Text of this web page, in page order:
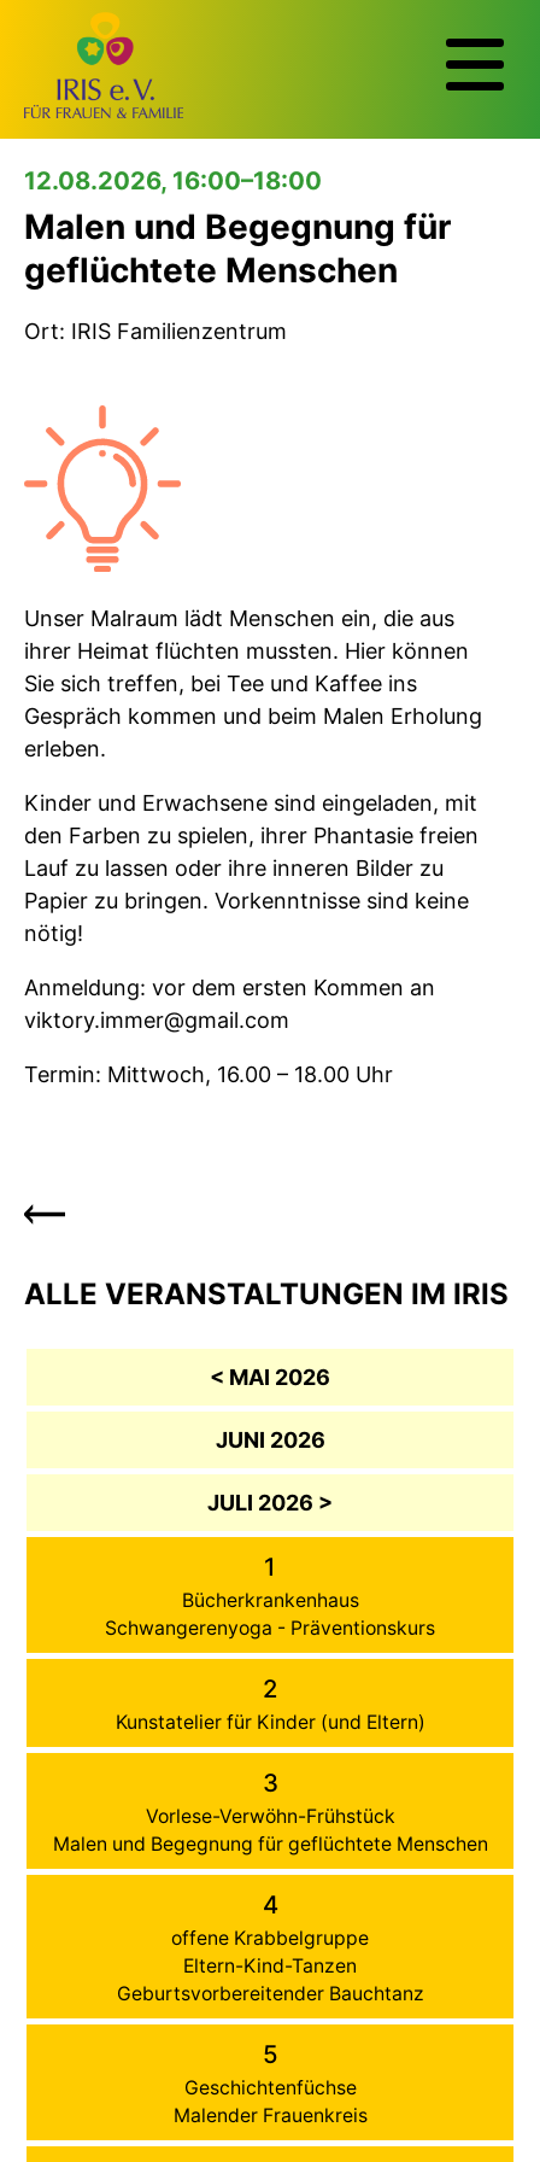
12.08.2026, 16:00–18:00
Malen und Begegnung für
geflüchtete Menschen
Ort: IRIS Familienzentrum
Unser Malraum lädt Menschen ein, die aus
ihrer Heimat flüchten mussten. Hier können
Sie sich treffen, bei Tee und Kaffee ins
Gespräch kommen und beim Malen Erholung
erleben.
Kinder und Erwachsene sind eingeladen, mit
den Farben zu spielen, ihrer Phantasie freien
Lauf zu lassen oder ihre inneren Bilder zu
Papier zu bringen. Vorkenntnisse sind keine
nötig!
Anmeldung: vor dem ersten Kommen an
viktory.immer@gmail.com
Termin: Mittwoch, 16.00 – 18.00 Uhr
ALLE VERANSTALTUNGEN IM IRIS
< MAI 2026
JUNI 2026
JULI 2026 >
1
Bücherkrankenhaus
Schwangerenyoga - Präventionskurs
2
Kunstatelier für Kinder (und Eltern)
3
Vorlese-Verwöhn-Frühstück
Malen und Begegnung für geflüchtete Menschen
4
offene Krabbelgruppe
Eltern-Kind-Tanzen
Geburtsvorbereitender Bauchtanz
5
Geschichtenfüchse
Malender Frauenkreis